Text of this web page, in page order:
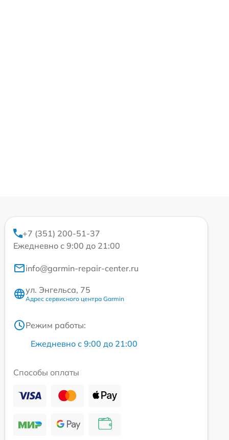
+7 (351) 200-51-37
Ежедневно с 9:00 до 21:00
info@garmin-repair-center.ru
ул. Энгельса, 75
Адрес сервисного центра Garmin
Режим работы:
Ежедневно с 9:00 до 21:00
Способы оплаты